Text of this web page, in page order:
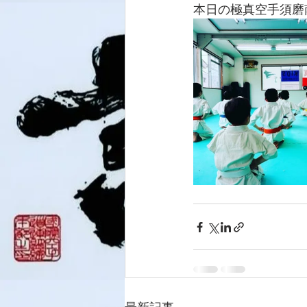
本日の極真空手須